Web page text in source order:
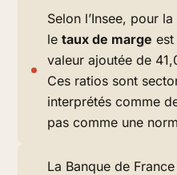
Selon l’Insee, pour la
letaux de marge
valeur ajoutée de
Ces ratios sont
interprétés comme
pas comme une
La Banque de